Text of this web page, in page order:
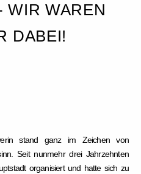
WIR WAREN
DABEI!
stand ganz im Zeichen von
Seit nunmehr drei Jahrzehnten
organisiert und hatte sich zu